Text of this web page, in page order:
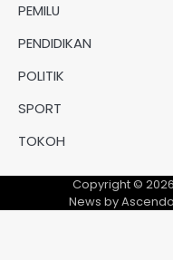
PEMILU
PENDIDIKAN
POLITIK
SPORT
TOKOH
Copyright © 2026
News by